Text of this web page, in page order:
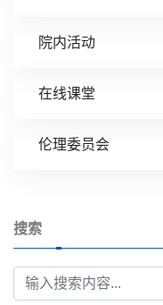
院内活动
在线课堂
伦理委员会
搜索